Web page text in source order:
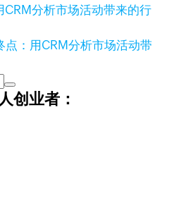
点：用CRM分析市场活动带
创业者：